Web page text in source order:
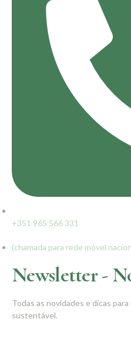
+351 965 566 331
(chamada para rede móvel
Newsletter -
Todas as novidades e dicas
sustentável.